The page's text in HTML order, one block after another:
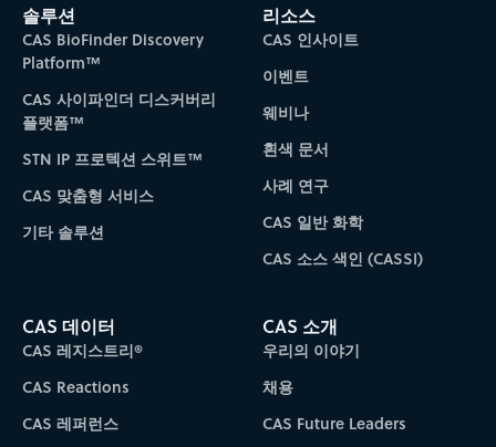
솔루션
CAS BioFinder Discovery
Platform™
CAS 사이파인더 디스커버리
플랫폼™
STN IP 프로텍션 스위트™
CAS 맞춤형 서비스
기타 솔루션
리소스
CAS 인사이트
이벤트
웨비나
흰색 문서
사례 연구
CAS 일반 화학
CAS 소스 색인 (CASSI)
CAS 데이터
CAS 레지스트리®
CAS Reactions
CAS 레퍼런스
CAS 소개
우리의 이야기
채용
CAS Future Leaders